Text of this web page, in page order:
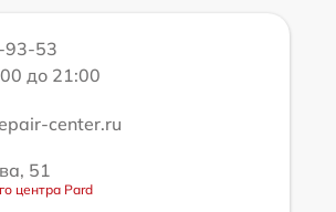
93-53
до 21:00
center.ru
51
центра Pard